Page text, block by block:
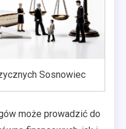
Sosnowiec
może prowadzić do